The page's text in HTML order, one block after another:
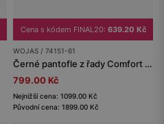
Cena s kódem FINAL20: 639.20 Kč
WOJAS / 74151-61
Černé pantofle z řady Comfort z velurové štípané useně
799.00 Kč
Nejnižší cena: 1099.00 Kč
Původní cena: 1899.00 Kč